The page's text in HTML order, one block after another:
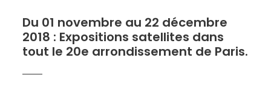
Du 01 novembre au 22 décembre
2018 : Expositions satellites dans
tout le 20e arrondissement de Paris.